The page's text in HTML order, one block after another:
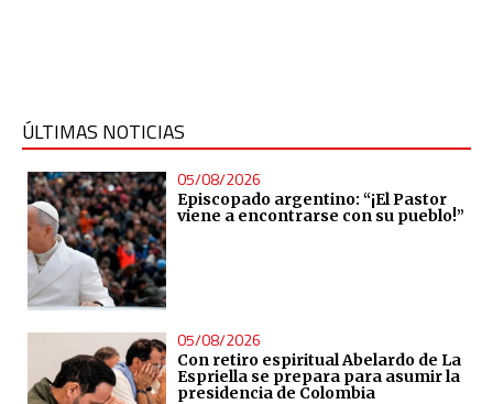
ÚLTIMAS NOTICIAS
05/08/2026
Episcopado argentino: “¡El Pastor
viene a encontrarse con su pueblo!”
05/08/2026
Con retiro espiritual Abelardo de La
Espriella se prepara para asumir la
presidencia de Colombia